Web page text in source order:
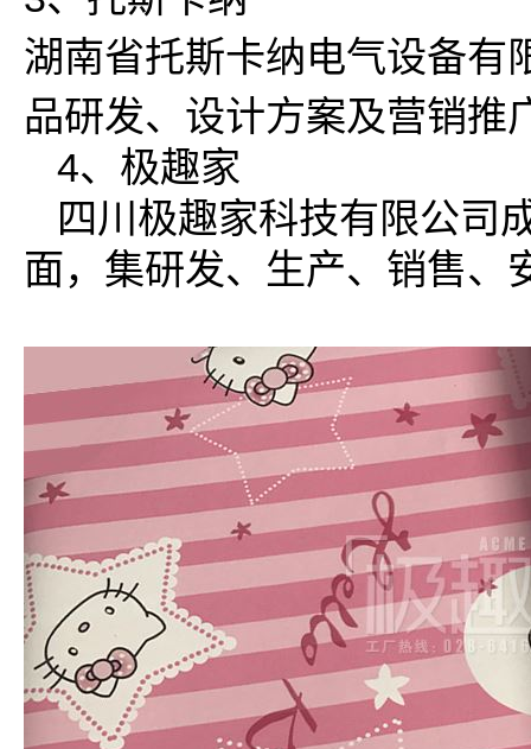
湖南省托斯卡纳电气设备有
品研发、设计方案及营销推
4、极趣家
四川极趣家科技有限公司
面，集研发、生产、销售、